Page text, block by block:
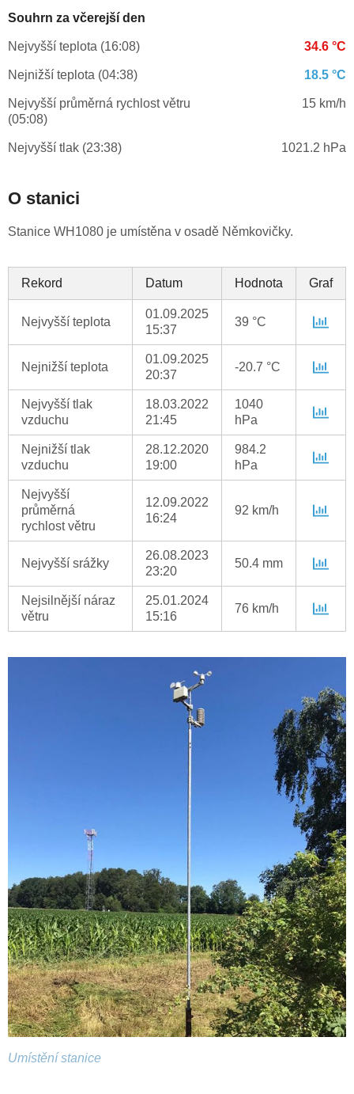
Souhrn za včerejší den
Nejvyšší teplota (16:08) 34.6 °C
Nejnižší teplota (04:38) 18.5 °C
Nejvyšší průměrná rychlost větru
(05:08)
15 km/h
Nejvyšší tlak (23:38) 1021.2 hPa
O stanici
Stanice WH1080 je umístěna v osadě Němkovičky.
Rekord Datum Hodnota Graf
Nejvyšší teplota
01.09.2025
15:37
39 °C
Nejnižší teplota
01.09.2025
20:37
-20.7 °C
Nejvyšší tlak
vzduchu
18.03.2022
21:45
1040
hPa
Nejnižší tlak
vzduchu
28.12.2020
19:00
984.2
hPa
Nejvyšší
průměrná
rychlost větru
12.09.2022
16:24
92 km/h
Nejvyšší srážky
26.08.2023
23:20
50.4 mm
Nejsilnější náraz
větru
25.01.2024
15:16
76 km/h
Umístění stanice